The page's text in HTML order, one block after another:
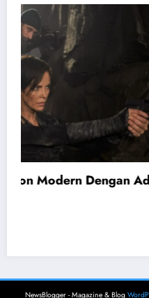
UNCATEGORIZED
Film Hollywood